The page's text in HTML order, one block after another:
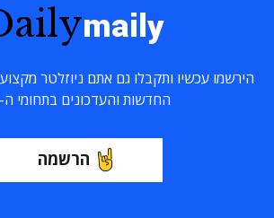
maily
הירשמו עכשיו ותקבלו גם אתם ניוזלטר
החדשות והעדכונים בתחומי ה-ICT
הרשמה